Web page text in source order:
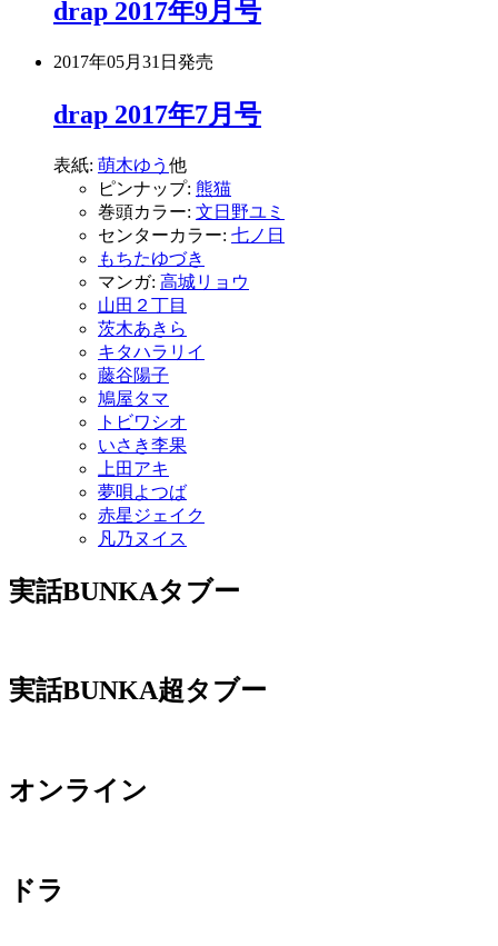
drap 2017年9月号
2017年05月31日 発売
drap 2017年7月号
表紙: 萌木ゆう 他
ピンナップ: 熊猫
巻頭カラー: 文日野ユミ
センターカラー: 七ノ日
もちたゆづき
マンガ: 高城リョウ
山田２丁目
茨木あきら
キタハラリイ
藤谷陽子
鳩屋タマ
トビワシオ
いさき李果
上田アキ
夢唄よつば
赤星ジェイク
凡乃ヌイス
実話BUNKAタブー
実話BUNKA超タブー
オンライン
ドラ